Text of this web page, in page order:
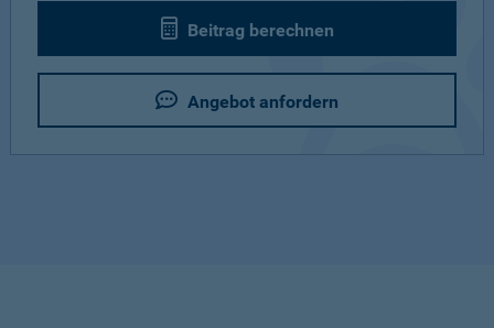
Beitrag berechnen
Angebot anfordern